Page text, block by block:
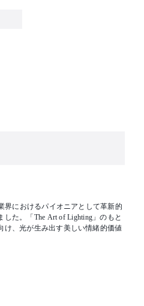
界におけるパイオニアとして革新的
た。「The Art of Lighting」のもと
け、光が生み出す美しい情緒的価値